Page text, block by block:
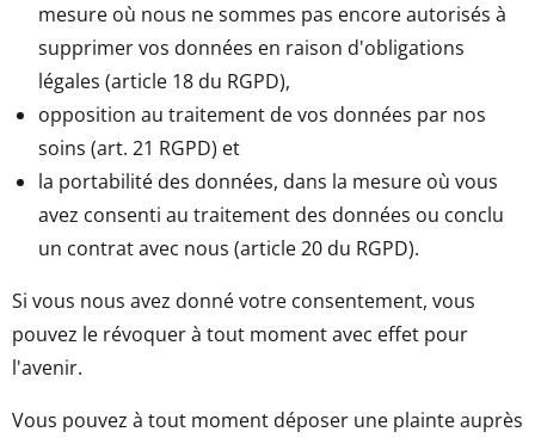
mesure où nous ne sommes pas encore autorisés à
supprimer vos données en raison d'obligations
légales (article 18 du RGPD),
opposition au traitement de vos données par nos
soins (art. 21 RGPD) et
la portabilité des données, dans la mesure où vous
avez consenti au traitement des données ou conclu
un contrat avec nous (article 20 du RGPD).
Si vous nous avez donné votre consentement, vous
pouvez le révoquer à tout moment avec effet pour
l'avenir.
Vous pouvez à tout moment déposer une plainte auprès